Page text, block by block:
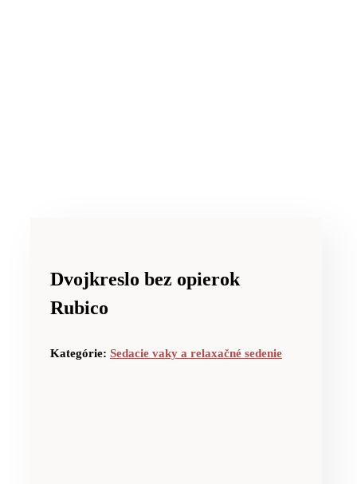
Dvojkreslo bez opierok
Rubico
Kategórie: Sedacie vaky a relaxačné sedenie